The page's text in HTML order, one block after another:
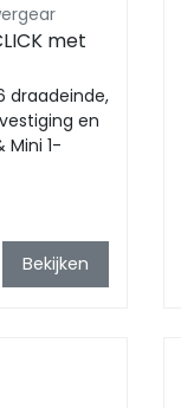
met
draadeinde,
en
Mini 1-
Bekijken